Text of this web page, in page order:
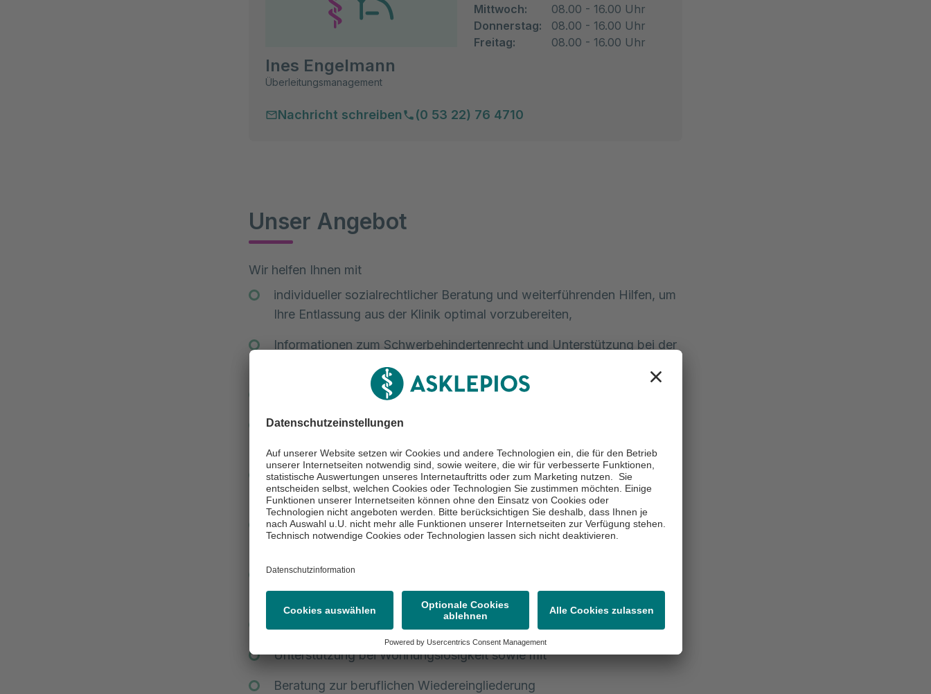
Ines Engelmann
Überleitungsmanagement
Nachricht schreiben (0 53 22) 76 4710
Mittwoch:
08.00 - 16.00 Uhr
Donnerstag:
08.00 - 16.00 Uhr
Freitag:
08.00 - 16.00 Uhr
Unser Angebot
Wir helfen Ihnen mit
individueller sozialrechtlicher Beratung und weiterführenden Hilfen, um
Ihre Entlassung aus der Klinik optimal vorzubereiten,
Informationen zum Schwerbehindertenrecht und Unterstützung bei der
Antragstellung beim Amtsgericht,
Klärung von Möglichkeiten für wirtschaftliche Hilfen,
Beratung in Krisensituationen, wie z.B. Gewalt, Versorgung
Gespräche zur Unterstützung von Krankheitsbewältigung und
Vermittlung zu Selbsthilfegruppen,
Klärung von Ansprüchen gegenüber Renten-, Kranken- und
Pflegeversicherungen,
Informationen über Vorsorgevollmachten, Patienten und
Betreuungsverfügungen,
Informationen zur Suchtberatung,
Unterstützung bei Wohnungslosigkeit sowie mit
Beratung zur beruflichen Wiedereingliederung